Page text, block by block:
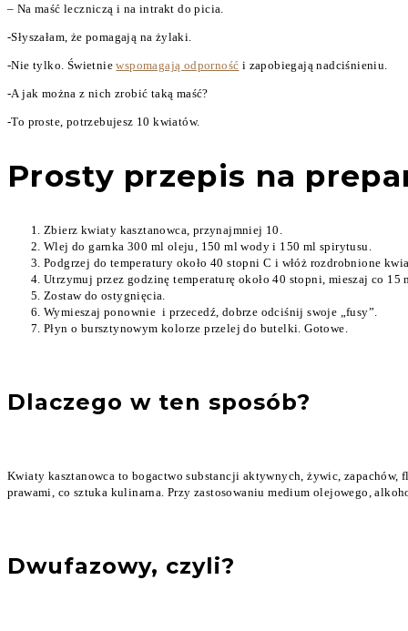
– Na maść leczniczą i na intrakt do picia.
-Słyszałam, że pomagają na żylaki.
-Nie tylko. Świetniewspomagają odporność i zapobiegają nadciśnieniu.
-A jak można z nich zrobić taką maść?
-To proste, potrzebujesz 10 kwiatów.
Prosty przepis na
Zbierz kwiaty kasztanowca, przynajmniej 10.
Wlej do garnka 300 ml oleju, 150 ml wody i 150 ml spirytusu.
Podgrzej do temperatury około 40 stopni C i włóż rozdrobnione
Utrzymuj przez godzinę temperaturę około 40 stopni, mieszaj co 15
Zostaw do ostygnięcia.
Wymieszaj ponownie i przecedź, dobrze odciśnij swoje „fusy”.
Płyn o bursztynowym kolorze przelej do butelki. Gotowe.
Dlaczego w ten sposób?
Kwiaty kasztanowca to bogactwo substancji aktywnych, żywic,
prawami, co sztuka kulinarna. Przy zastosowaniu medium olejowego,
Dwufazowy, czyli?